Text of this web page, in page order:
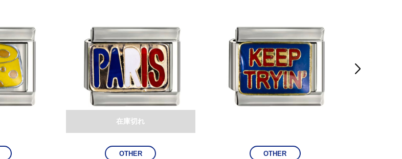
OTHER
在庫切れ
OTHER
